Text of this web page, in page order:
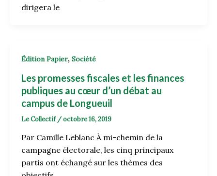
dirigera le
Édition Papier, Société
Les promesses fiscales et les finances
publiques au cœur d’un débat au
campus de Longueuil
Le Collectif /octobre 16, 2019
Par Camille Leblanc À mi-chemin de la
campagne électorale, les cinq principaux
partis ont échangé sur les thèmes des